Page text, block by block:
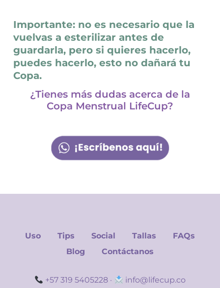
Importante: no es necesario que la
vuelvas a esterilizar antes de
guardarla, pero si quieres hacerlo,
puedes hacerlo, esto no dañará tu
Copa.
¿Tienes más dudas acerca de la
Copa Menstrual LifeCup?
Uso Tips Social Tallas
FAQs
Blog
Contáctanos
+57 319 5405228 · info@lifecup.co